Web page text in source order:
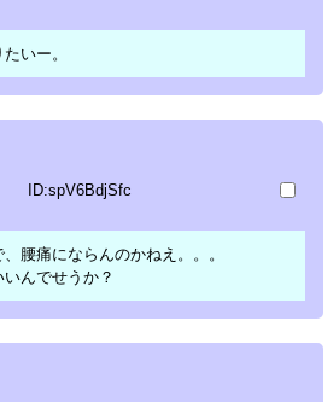
いー。
ID:spV6BdjSfc
腰痛にならんのかねえ。。。
んでせうか？